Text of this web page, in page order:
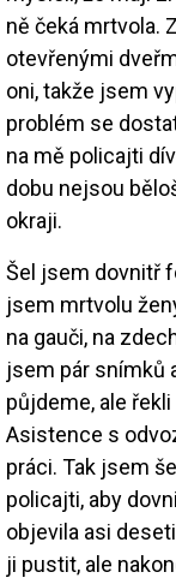
ně čeká mrtvola.
otevřenými
oni, takže jsem
problém se
na mě policajti
dobu nejsou
okraji.
Šel jsem dovnitř
jsem mrtvolu
na gauči, na
jsem pár snímků
půjdeme, ale
Asistence s
práci. Tak jsem
policajti, aby
objevila asi
ji pustit, ale